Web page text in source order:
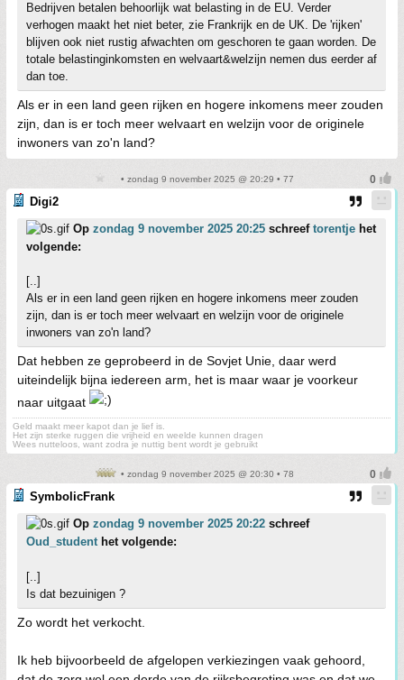
Bedrijven betalen behoorlijk wat belasting in de EU. Verder
verhogen maakt het niet beter, zie Frankrijk en de UK. De 'rijken'
blijven ook niet rustig afwachten om geschoren te gaan worden. De
totale belastinginkomsten en welvaart&welzijn nemen dus eerder af
dan toe.
Als er in een land geen rijken en hogere inkomens meer zouden
zijn, dan is er toch meer welvaart en welzijn voor de originele
inwoners van zo'n land?
• zondag 9 november 2025 @ 20:29 • 77
Digi2
Op zondag 9 november 2025 20:25 schreef torentje het
volgende:
[..]
Als er in een land geen rijken en hogere inkomens meer zouden
zijn, dan is er toch meer welvaart en welzijn voor de originele
inwoners van zo'n land?
Dat hebben ze geprobeerd in de Sovjet Unie, daar werd
uiteindelijk bijna iedereen arm, het is maar waar je voorkeur
naar uitgaat
Geld maakt meer kapot dan je lief is.
Het zijn sterke ruggen die vrijheid en weelde kunnen dragen
Wees nutteloos, want zodra je nuttig bent wordt je gebruikt
• zondag 9 november 2025 @ 20:30 • 78
SymbolicFrank
Op zondag 9 november 2025 20:22 schreef
Oud_studenthet volgende:
[..]
Is dat bezuinigen ?
Zo wordt het verkocht.
Ik heb bijvoorbeeld de afgelopen verkiezingen vaak gehoord,